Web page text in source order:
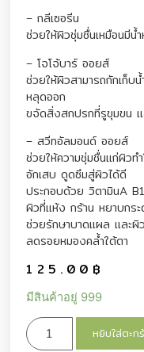
– กลีเซอรีน
ช่วยให้ผิวชุ่มชื่นเหมือนมีน้
– โจโจ้บาร์ ออยส์
ช่วยให้ผิวสามารถกักเก็บ
หลุดออก
ขจัดสิ่งสกปรกที่รูขุมขน
– สวีทอัลมอนด์ ออยส์
ช่วยให้ความชุ่มชื่นแก่ผิวท
อักเสบ ดูดซึมสู่ผิวได้ดี
ประกอบด้วย วิตามินA
ผิวที่แห้ง กร้าน หยาบกร
ช่วยรักษาบาดแผล และผิ
ลดรอยหมองคล้ำใต้ตา
125.00 ฿
มีสินค้าอยู่ 999
หยิบใส่ตะก